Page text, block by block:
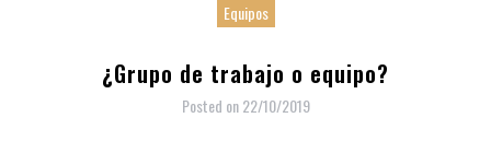
Equipos
¿Grupo de trabajo o equipo?
Posted on22/10/2019